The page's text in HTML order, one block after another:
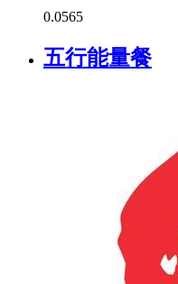
0.0565
五行能量餐